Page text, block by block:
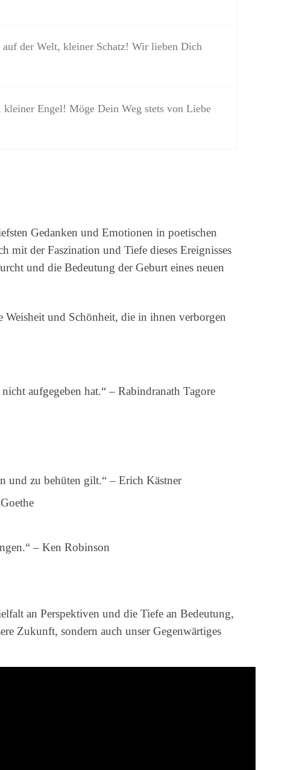
der Welt, kleiner Schatz! Wir lieben Dich
kleiner Engel! Möge Dein Weg stets von Liebe
Gedanken und Emotionen in poetischen
mit der Faszination und Tiefe dieses Ereignisses
und die Bedeutung der Geburt eines neuen
und Schönheit, die in ihnen verborgen
aufgegeben hat.“ – Rabindranath Tagore
und zu behüten gilt.“ – Erich Kästner
– Ken Robinson
an Perspektiven und die Tiefe an Bedeutung,
Zukunft, sondern auch unser Gegenwärtiges